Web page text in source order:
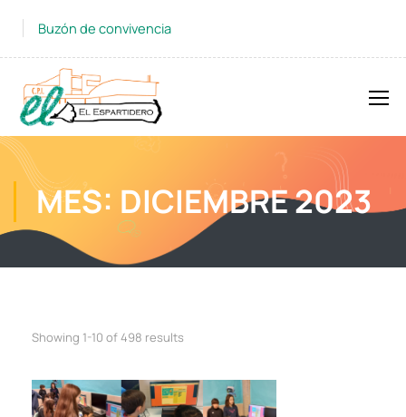
Buzón de convivencia
MES: DICIEMBRE 2023
Showing 1-10 of 498 results